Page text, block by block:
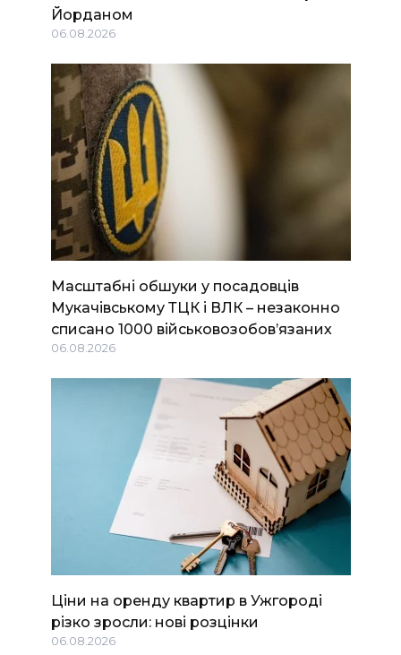
Йорданом
06.08.2026
Масштабні обшуки у посадовців
Мукачівському ТЦК і ВЛК – незаконно
списано 1000 військовозобов’язаних
06.08.2026
Ціни на оренду квартир в Ужгороді
різко зросли: нові розцінки
06.08.2026